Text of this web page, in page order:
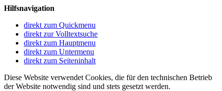
Hilfsnavigation
direkt zum Quickmenu
direkt zur Volltextsuche
direkt zum Hauptmenu
direkt zum Untermenu
direkt zum Seiteninhalt
Diese Website verwendet Cookies, die für den technischen Betrieb
der Website notwendig sind und stets gesetzt werden.